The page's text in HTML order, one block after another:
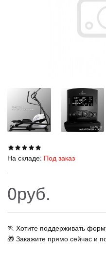
На складе: Под заказ
0руб.
🏃‍ Хотите поддерживать
🎁 Закажите прямо сейчас и